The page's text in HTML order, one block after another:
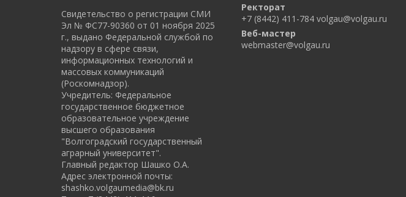
Свидетельство о регистрации СМИ
Эл № ФС77-90360 от 01 ноября 2025
г., выдано Федеральной службой по
надзору в сфере связи,
информационных технологий и
массовых коммуникаций
(Роскомнадзор).
Учредитель: Федеральное
государственное бюджетное
образовательное учреждение
высшего образования
"Волгоградский государственный
аграрный университет".
Главный редактор Шашко О.А.
Адрес электронной почты:
shashko.volgaumedia@bk.ru
Ректорат
+7 (8442) 411-784 volgau@volgau.ru
Веб-мастер
webmaster@volgau.ru